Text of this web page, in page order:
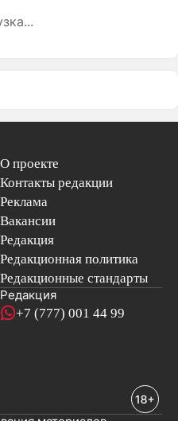
О проекте
Контакты редакции
Реклама
Вакансии
Редакция
Редакционная политика
Редакционные стандарты
Редакция
+7 (777) 001 44 99